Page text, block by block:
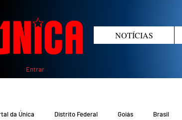
Entrar
NOTÍCIAS
da Única Distrito Federal Goiás Brasil